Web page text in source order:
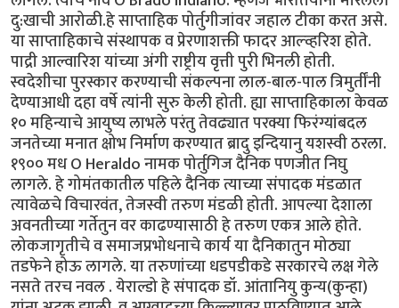
दु:खाची आरोळी.हे साप्ताहिक पोर्तुगीजांवर जहाल टीका करत असे.
या साप्ताहिकाचे संस्थापक व प्रेरणाशक्ती फादर आल्व्हरिश होते.
पाद्री आल्वारिश यांच्या अंगी राष्ट्रीय वृत्ती पुरी भिनली होती.
स्वदेशीचा पुरस्कार करण्याची संकल्पना लाल-बाल-पाल त्रिमुर्तींनी
देण्याआधी दहा वर्षे त्यांनी सुरु केली होती. ह्या साप्ताहिकाला केवळ
१० महिन्याचे आयुष्य लाभले परंतु तेवढ्यात परक्या फिरंग्यांबदल
जनतेच्या मनात क्षोभ निर्माण करण्यात ब्रादु इन्दियानु यशस्वी ठरला.
१९०० मध O Heraldo नामक पोर्तुगिज दैनिक पणजीत निघु
लागले. हे गोमंतकातील पहिले दैनिक त्याच्या संपादक मंडळात
त्यावेळचे विचारवंत, तेजस्वी तरुण मंडळी होती. आपल्या देशाला
अवनतीच्या गर्तेतुन वर काढण्यासाठी हे तरुण एकत्र आले होते.
लोकजागृतीचे व समाजप्रभोधनाचे कार्य या दैनिकातुन मोठ्या
तडफेने होऊ लागले. या तरुणांच्या धडपडीकडे सरकारचे लक्ष गेले
नसते तरच नवल . येराल्डो हे संपादक डॉ. आंतानियु कुन्य(कुन्हा)